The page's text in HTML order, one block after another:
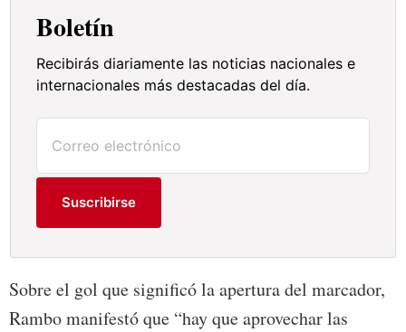
Boletín
Recibirás diariamente las noticias nacionales e
internacionales más destacadas del día.
Suscribirse
Sobre el gol que significó la apertura del marcador,
Rambo manifestó que “hay que aprovechar las